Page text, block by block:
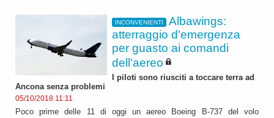
INCONVENIENTI
Albawings:
atterraggio d'emergenza
per guasto ai comandi
dell'aereo
I piloti sono riusciti a toccare terra ad
Ancona senza problemi
05/10/2018 11:11
Poco prime delle 11 di oggi un aereo Boeing B-737 del volo